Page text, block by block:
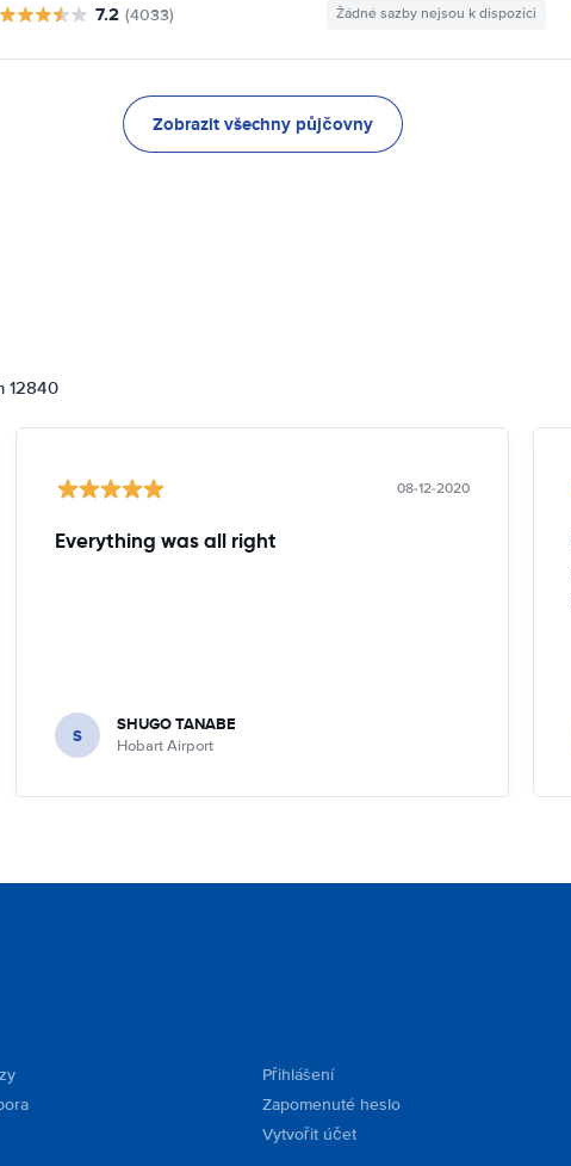
7.2 (4033) Žádné sazby nejsou k dispozici
Zobrazit všechny půjčovny
12840
08-12-2020
Everything was all right
S SHUGO TANABE
Hobart Airport
Přihlášení
Zapomenuté heslo
Vytvořit účet